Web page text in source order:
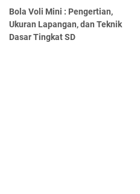
Bola Voli Mini : Pengertian,
Ukuran Lapangan, dan Teknik
Dasar Tingkat SD